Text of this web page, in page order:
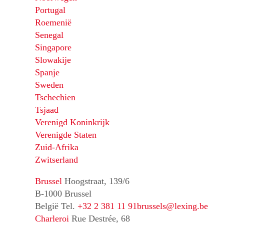
Portugal
Roemenië
Senegal
Singapore
Slowakije
Spanje
Sweden
Tschechien
Tsjaad
Verenigd Koninkrijk
Verenigde Staten
Zuid-Afrika
Zwitserland
Brussel Hoogstraat, 139/6
B-1000 Brussel
België Tel. +32 2 381 11 91brussels@lexing.be
Charleroi Rue Destrée, 68